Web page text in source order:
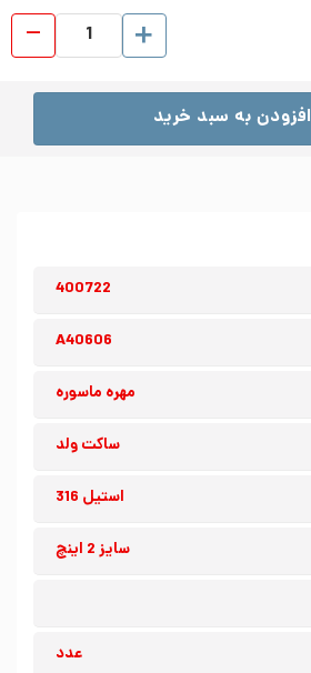
400722
A40606
مهره ماسوره
ساکت ولد
استیل 316
سایز 2 اینچ
عدد
افزودن به سبد خرید